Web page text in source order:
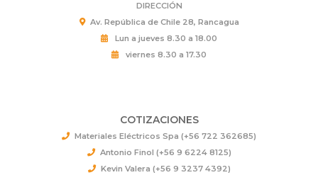
DIRECCIÓN
Av. República de Chile 28, Rancagua
Lun a jueves 8.30 a 18.00
viernes 8.30 a 17.30
COTIZACIONES
Materiales Eléctricos Spa (+56 722 362685)
Antonio Finol (+56 9 6224 8125)
Kevin Valera (+56 9 3237 4392)